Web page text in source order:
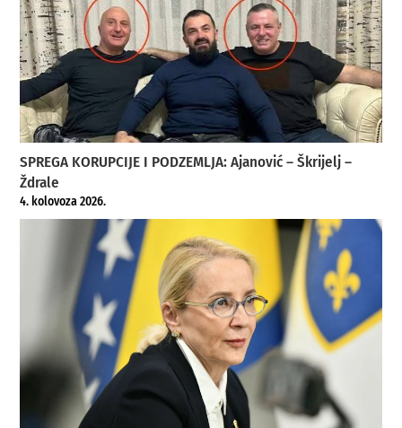
SPREGA KORUPCIJE I PODZEMLJA: Ajanović – Škrijelj –
Ždrale
4. kolovoza 2026.